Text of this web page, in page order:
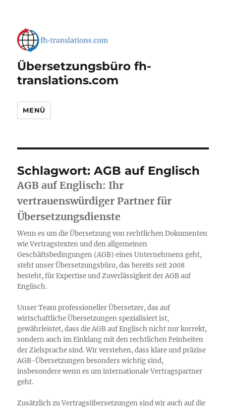
Übersetzungsbüro fh-
translations.com
MENÜ
Schlagwort:AGB auf Englisch
AGB auf Englisch: Ihr
vertrauenswürdiger Partner für
Übersetzungsdienste
Wenn es um die Übersetzung von rechtlichen Dokumenten
wie Vertragstexten und den allgemeinen
Geschäftsbedingungen (AGB) eines Unternehmens geht,
steht unser Übersetzungsbüro, das bereits seit 2008
besteht, für Expertise und Zuverlässigkeit der AGB auf
Englisch.
Unser Team professioneller Übersetzer, das auf
wirtschaftliche Übersetzungen spezialisiert ist,
gewährleistet, dass die AGB auf Englisch nicht nur korrekt,
sondern auch im Einklang mit den rechtlichen Feinheiten
der Zielsprache sind. Wir verstehen, dass klare und präzise
AGB-Übersetzungen besonders wichtig sind,
insbesondere wenn es um internationale Vertragspartner
geht.
Zusätzlich zu Vertragsübersetzungen sind wir auch auf die